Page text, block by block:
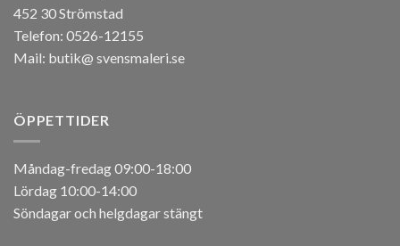
452 30 Strömstad
Telefon: 0526-12155
Mail: butik@ svensmaleri.se
ÖPPETTIDER
Måndag-fredag 09:00-18:00
Lördag 10:00-14:00
Söndagar och helgdagar stängt